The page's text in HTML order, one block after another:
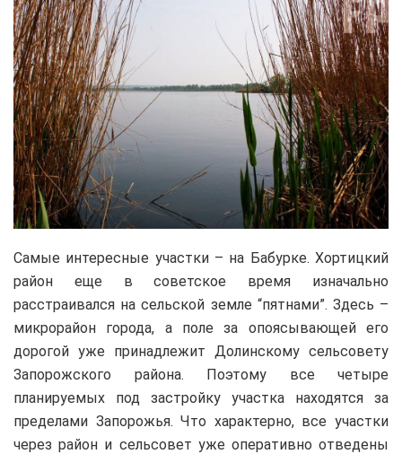
Самые интересные участки – на Бабурке. Хортицкий
район еще в советское время изначально
расстраивался на сельской земле “пятнами”. Здесь –
микрорайон города, а поле за опоясывающей его
дорогой уже принадлежит Долинскому сельсовету
Запорожского района. Поэтому все четыре
планируемых под застройку участка находятся за
пределами Запорожья. Что характерно, все участки
через район и сельсовет уже оперативно отведены